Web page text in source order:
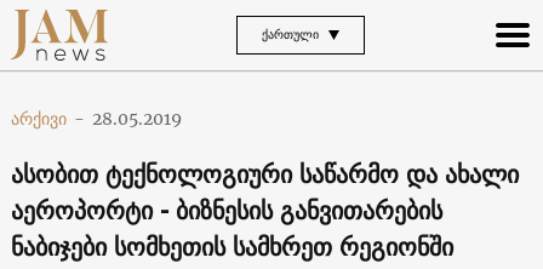
ᲥᲐᲠᲗᲣᲚᲘ
არქივი - 28.05.2019
ასობით ტექნოლოგიური საწარმო და ახალი
აეროპორტი - ბიზნესის განვითარების
ნაბიჯები სომხეთის სამხრეთ რეგიონში